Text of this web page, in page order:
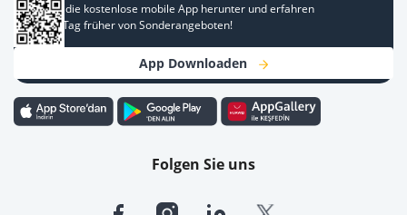
Laden Sie die kostenlose mobile App herunter und erfahren
Sie einen Tag früher von Sonderangeboten!
App Downloaden
Folgen Sie uns